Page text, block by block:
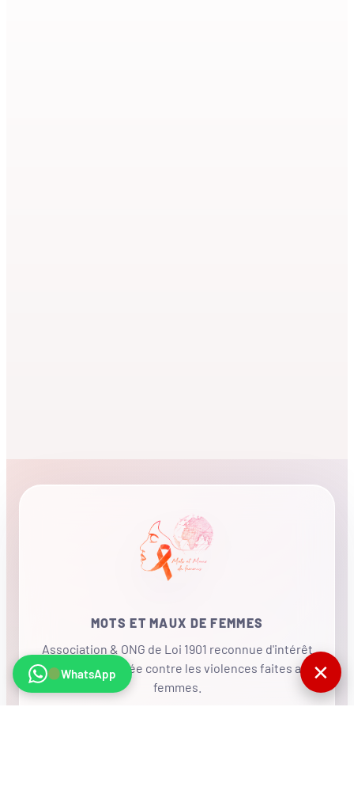
MOTS ET MAUX DE FEMMES
Association & ONG de Loi 1901 reconnue d'intérêt
général, mobilisée contre les violences faites aux
femmes.
WhatsApp ✕